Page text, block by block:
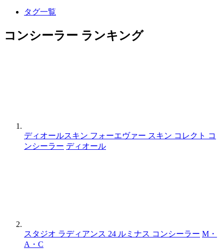
タグ一覧
コンシーラー ランキング
ディオールスキン フォーエヴァー スキン コレクト コ
ンシーラー ディオール
スタジオ ラディアンス 24 ルミナス コンシーラー M・
A・C